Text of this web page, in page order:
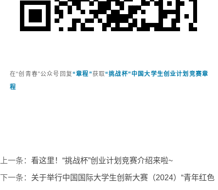
在“创青春”公众号回复“章程”获取“挑战杯”中国大学生创业计划竞赛章
程
上一条： 看这里！“挑战杯”创业计划竞赛介绍来啦~
下一条： 关于举行中国国际大学生创新大赛（2024）“青年红色